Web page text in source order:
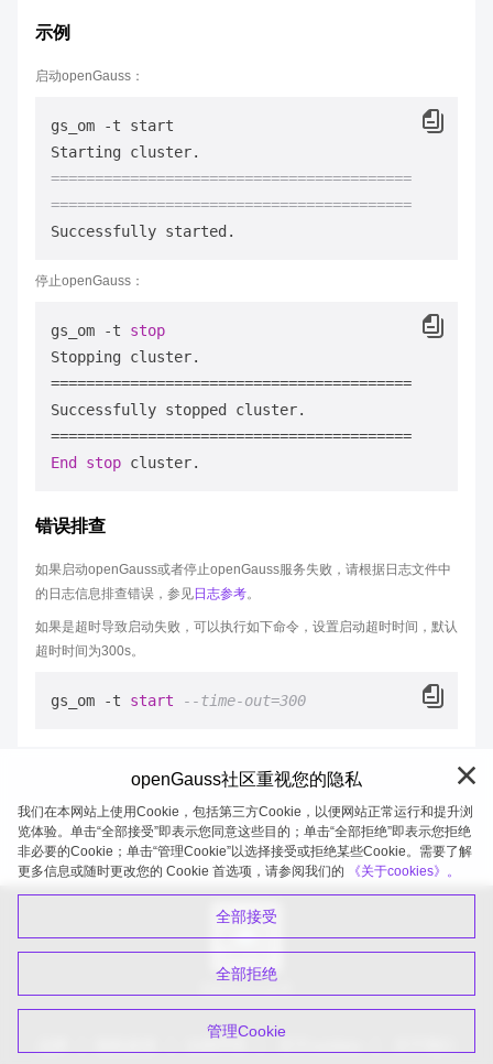
示例
启动openGauss：
gs_om -t start
=========================================
=========================================
停止openGauss：
gs_om -t stop
Stopping cluster.
=========================================
Successfully stopped cluster.
End
stop
错误排查
如果启动openGauss或者停止openGauss服务失败，请根据日志文件中
的日志信息排查错误，参见日志参考。
如果是超时导致启动失败，可以执行如下命令，设置启动超时时间，默认
超时时间为300s。
gs_om -t start --time-out=300
openGauss 2026-08-09 20:04:56
openGauss社区重视您的隐私
我们在本网站上使用Cookie，包括第三方Cookie，以便网站正常运行和提升浏
览体验。单击“全部接受”即表示您同意这些目的；单击“全部拒绝”即表示您拒绝
非必要的Cookie；单击“管理Cookie”以选择接受或拒绝某些Cookie。需要了解
更多信息或随时更改您的 Cookie 首选项，请参阅我们的
《关于cookies》。
全部接受
全部拒绝
管理Cookie